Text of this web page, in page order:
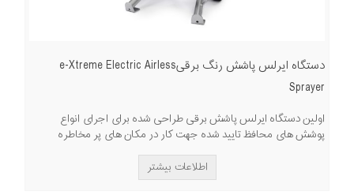
دستگاه ایرلس پاشش رنگ برقیe-Xtreme Electric Airless
Sprayer
اولین دستگاه ایرلس پاشش برقی طراحی شده برای اجرای انواع
پوشش های محافظ تایید شده جهت کار در مکان های پر مخاطره
اطلاعات بیشتر